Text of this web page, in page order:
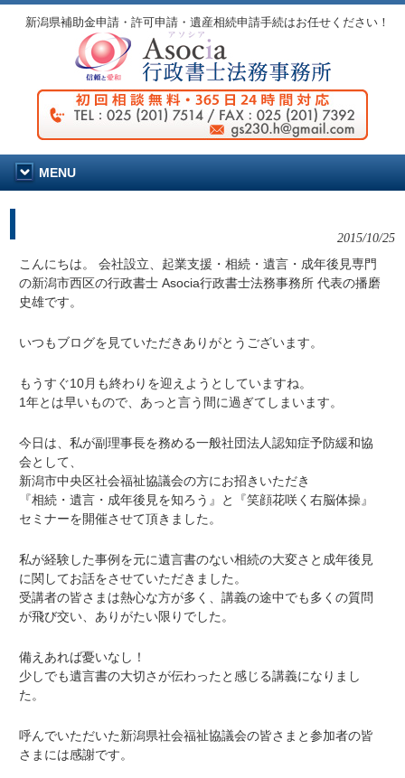
新潟県補助金申請・許可申請・遺産相続申請手続はお任せください！
MENU
2015/10/25
こんにちは。 会社設立、起業支援・相続・遺言・成年後見専門
の新潟市西区の行政書士 Asocia行政書士法務事務所 代表の播磨
史雄です。
いつもブログを見ていただきありがとうございます。
もうすぐ10月も終わりを迎えようとしていますね。
1年とは早いもので、あっと言う間に過ぎてしまいます。
今日は、私が副理事長を務める一般社団法人認知症予防緩和協
会として、
新潟市中央区社会福祉協議会の方にお招きいただき
『相続・遺言・成年後見を知ろう』と『笑顔花咲く右脳体操』
セミナーを開催させて頂きました。
私が経験した事例を元に遺言書のない相続の大変さと成年後見
に関してお話をさせていただきました。
受講者の皆さまは熱心な方が多く、講義の途中でも多くの質問
が飛び交い、ありがたい限りでした。
備えあれば憂いなし！
少しでも遺言書の大切さが伝わったと感じる講義になりまし
た。
呼んでいただいた新潟県社会福祉協議会の皆さまと参加者の皆
さまには感謝です。